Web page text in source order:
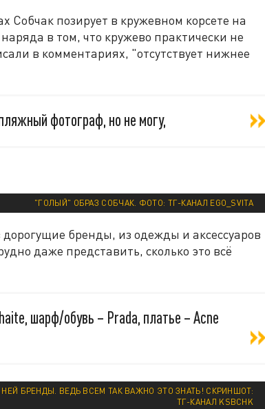
Собчак позирует в кружевном корсете на
в том, что кружево практически не
в комментариях, "отсутствует нижнее
фотограф, но не могу,
"ГОЛЫЙ" ОБРАЗ СОБЧАК. ФОТО: ТГ-КАНАЛ EGO_SVITA
бренды, из одежды и аксессуаров
даже представить, сколько это всё
шарф/обувь – Prada, платье – Acne
БРЕНДЫ. ВЕДЬ ВСЕМ ТАК ВАЖНО ЭТО ЗНАТЬ! СКРИНШОТ:
ТГ-КАНАЛ KSBCHK